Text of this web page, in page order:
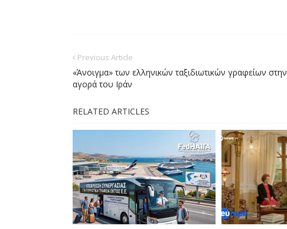
Previous Article
«Άνοιγμα» των ελληνικών ταξιδιωτικών γραφείων στην
αγορά του Ιράν
RELATED ARTICLES